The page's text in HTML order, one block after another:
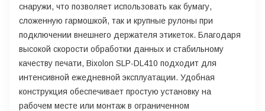
снаружи, что позволяет использовать как бумагу,
сложенную гармошкой, так и крупные рулоны при
подключении внешнего держателя этикеток. Благодаря
высокой скорости обработки данных и стабильному
качеству печати, Bixolon SLP-DL410 подходит для
интенсивной ежедневной эксплуатации. Удобная
конструкция обеспечивает простую установку на
рабочем месте или монтаж в ограниченном